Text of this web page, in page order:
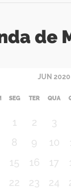
de
JUN 2020
SEG TER QUA
1 2 3
8 9 10
15 16 17
22 23 24